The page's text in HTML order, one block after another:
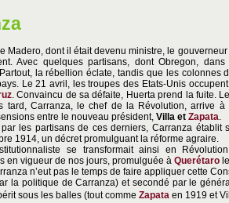
Madero, dont il était devenu ministre, le
Avec quelques partisans, dont Obregon,
la rébellion éclate, tandis que les colonnes
Le 21 avril, les troupes des Etats-Unis
. Convaincu de sa défaite, Huerta prend la fuite.
tard, Carranza, le chef de la Révolution, arrive
entre le nouveau président, Villa et Zapata.
par les partisans de ces derniers, Carranza établit
1914, un décret promulguant la réforme agraire.
se transformait ainsi en
en vigueur de nos jours, promulguée à Querétaro
n’eut pas le temps de faire appliquer cette
la politique de Carranza) et secondé par le
sous les balles (tout comme Zapata en 1919 et